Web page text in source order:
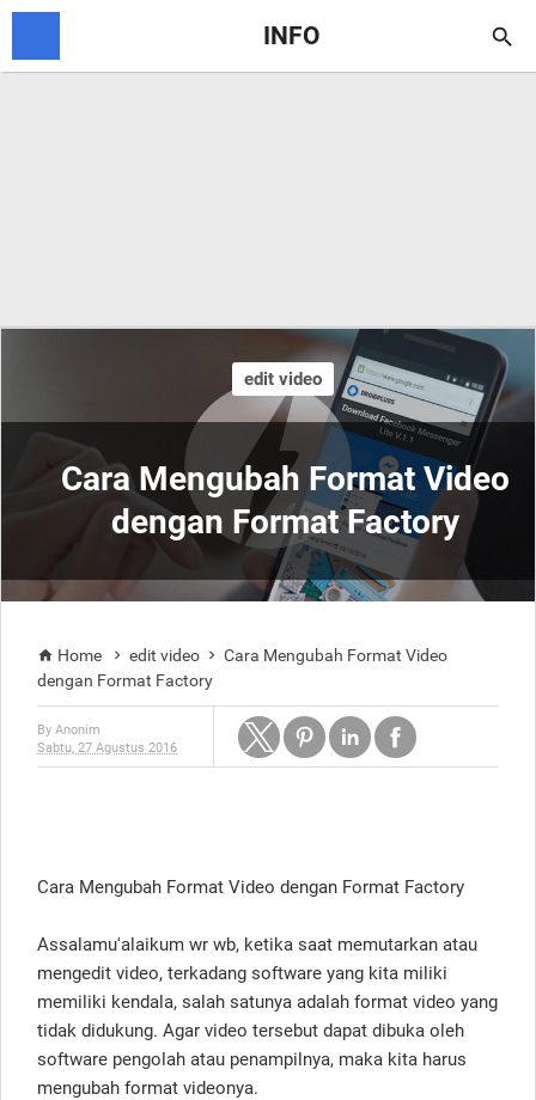
INFO 
Cara Mengubah Format Video
dengan Format Factory
edit video
 Home  edit video  Cara Mengubah Format Video
dengan Format Factory
By Anonim
Sabtu, 27 Agustus 2016
Cara Mengubah Format Video dengan Format Factory
Assalamu'alaikum wr wb, ketika saat memutarkan atau
mengedit video, terkadang software yang kita miliki
memiliki kendala, salah satunya adalah format video yang
tidak didukung. Agar video tersebut dapat dibuka oleh
software pengolah atau penampilnya, maka kita harus
mengubah format videonya.